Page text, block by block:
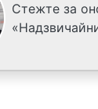
Стежте за